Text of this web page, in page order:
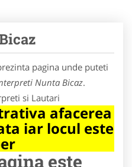
pagina unde puteti
Nunta Bicaz.
si Lautari
afacerea
iar locul este
este